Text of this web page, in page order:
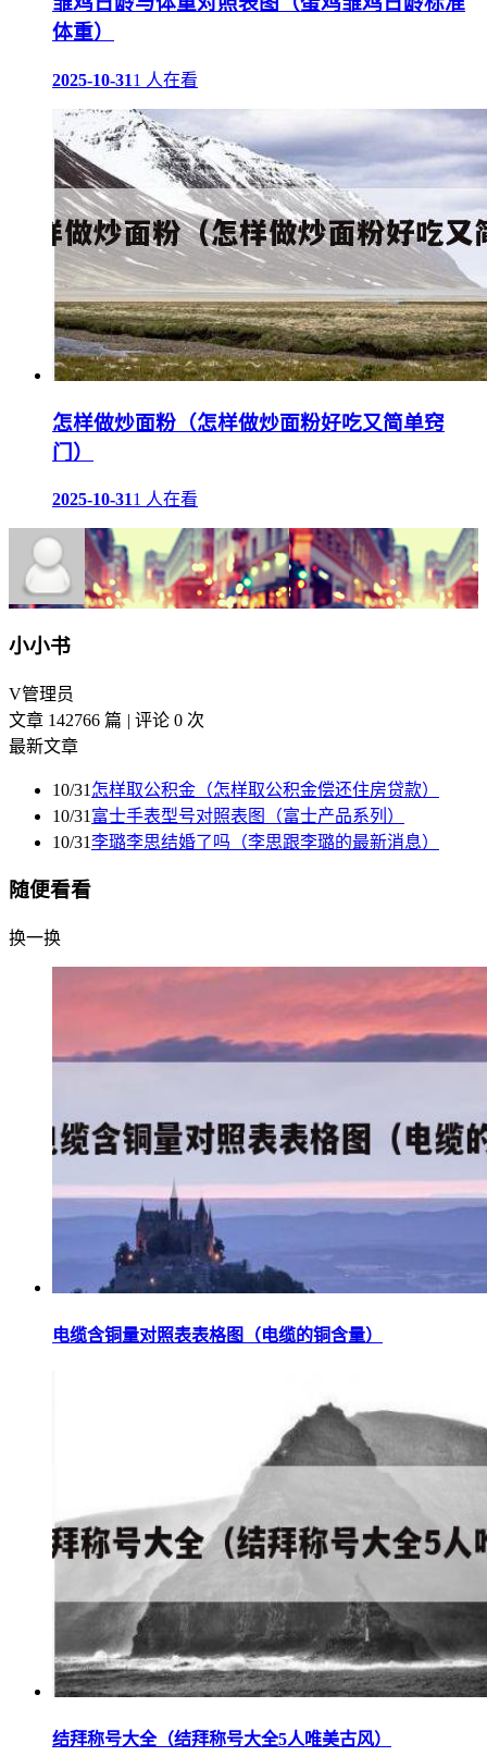
体重）
2025-10-311 人在看
怎样做炒面粉（怎样做炒面粉好吃又简单窍
门）
2025-10-311 人在看
小小书
V管理员
文章 142766 篇 | 评论 0 次
最新文章
10/31 怎样取公积金（怎样取公积金偿还住房贷款）
10/31 富士手表型号对照表图（富士产品系列）
10/31李璐李思结婚了吗（李思跟李璐的最新消息）
随便看看
换一换
电缆含铜量对照表表格图（电缆的铜含量）
结拜称号大全（结拜称号大全5人唯美古风）